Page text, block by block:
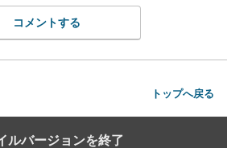
コメントする
トップへ戻る
ルバージョンを終了